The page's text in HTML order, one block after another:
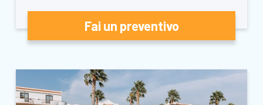
Fai un preventivo